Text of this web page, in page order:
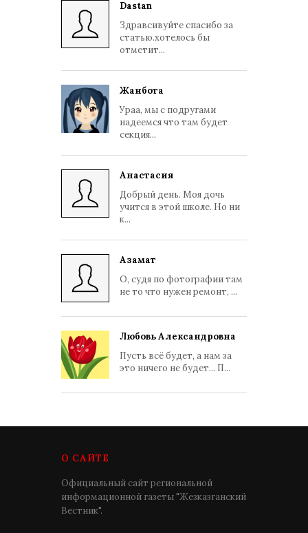
Dastan
Здравсивуйте спасибо за
статью.хотелось бы
отметит...
Жанбота
Ураа, мы с подругами
надеемся что там будет
секция...
Анастасия
Добрый день. Моя дочь
учится в этой школе. Но ни
к...
Азамат
О, судя по фотографии там
не то что нужен ремонт, ...
Любовь Александровна
Пусть всё будет, а нам за
это ничего не будет... П...
О САЙТЕ
Официальный сайт региональной
информационной газеты "Жезказганский
Вестник".